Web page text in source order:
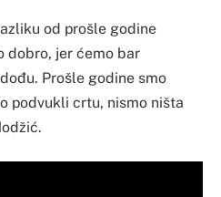
od prošle godine
dobro, jer ćemo bar
Prošle godine smo
podvukli crtu, nismo ništa